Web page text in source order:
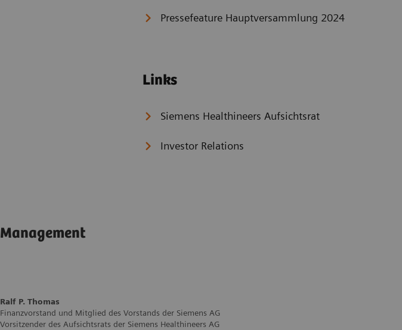
Pressefeature Hauptversammlung 2024
Links
Siemens Healthineers Aufsichtsrat
Investor Relations
Management
Ralf P. Thomas
Finanzvorstand und Mitglied des Vorstands der Siemens AG
Vorsitzender des Aufsichtsrats der Siemens Healthineers AG